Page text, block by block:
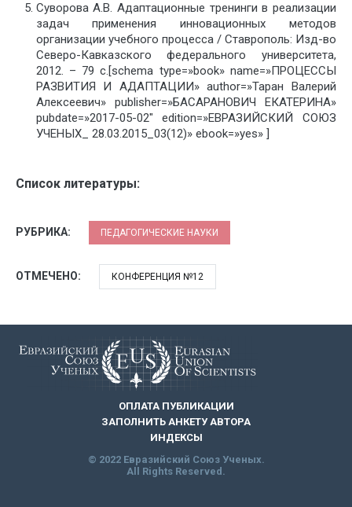
Суворова А.В. Адаптационные тренинги в реализации
задач применения инновационных методов
организации учебного процесса / Ставрополь: Изд-во
Северо-Кавказского федерального университета,
2012. – 79 с.[schema type=»book» name=»ПРОЦЕССЫ
РАЗВИТИЯ И АДАПТАЦИИ» author=»Таран Валерий
Алексеевич» publisher=»БАСАРАНОВИЧ ЕКАТЕРИНА»
pubdate=»2017-05-02″ edition=»ЕВРАЗИЙСКИЙ СОЮЗ
УЧЕНЫХ_ 28.03.2015_03(12)» ebook=»yes» ]
Список литературы:
РУБРИКА: ПЕДАГОГИЧЕСКИЕ НАУКИ
ОТМЕЧЕНО: КОНФЕРЕНЦИЯ №12
ОПЛАТА ПУБЛИКАЦИИ
ЗАПОЛНИТЬ АНКЕТУ АВТОРА
ИНДЕКСЫ
© 2022 Евразийский Союз Ученых.
All Rights Reserved.